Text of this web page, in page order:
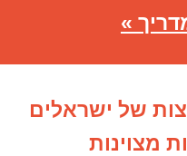
»
של ישראלים
מצוינות